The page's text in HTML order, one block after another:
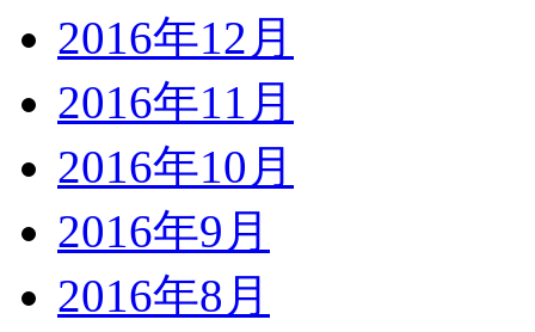
2016年12月
2016年11月
2016年10月
2016年9月
2016年8月